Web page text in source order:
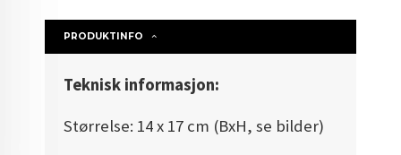
PRODUKTINFO
Teknisk informasjon:
Størrelse: 14 x 17 cm (BxH, se bilder)